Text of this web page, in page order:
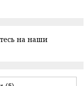
на наши